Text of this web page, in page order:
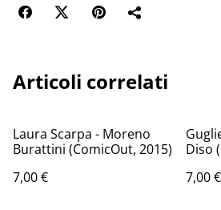
Articoli correlati
Laura Scarpa - Moreno
Burattini (ComicOut, 2015)
7,00 €
Diso
7,00 €